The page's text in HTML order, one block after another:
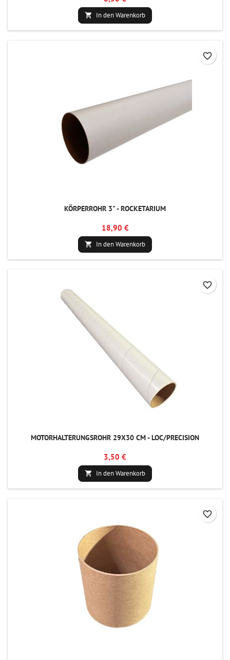
 In den Warenkorb
KÖRPERROHR 3" - ROCKETARIUM
18,90 €
 In den Warenkorb
favorite_border
MOTORHALTERUNGSROHR 29X30 CM - LOC/PRECISION
3,50 €
 In den Warenkorb
favorite_border
favorite_border